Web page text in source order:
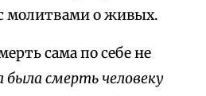
молитвами о живых.
сама по себе не
смерть человеку